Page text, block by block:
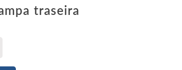
traseira